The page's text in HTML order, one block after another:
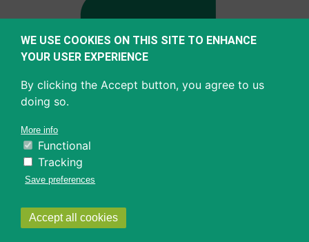
WE USE COOKIES ON THIS SITE TO ENHANCE
YOUR USER EXPERIENCE
By clicking the Accept button, you agree to us
doing so.
More info
Functional
Tracking
Save preferences
Accept all cookies